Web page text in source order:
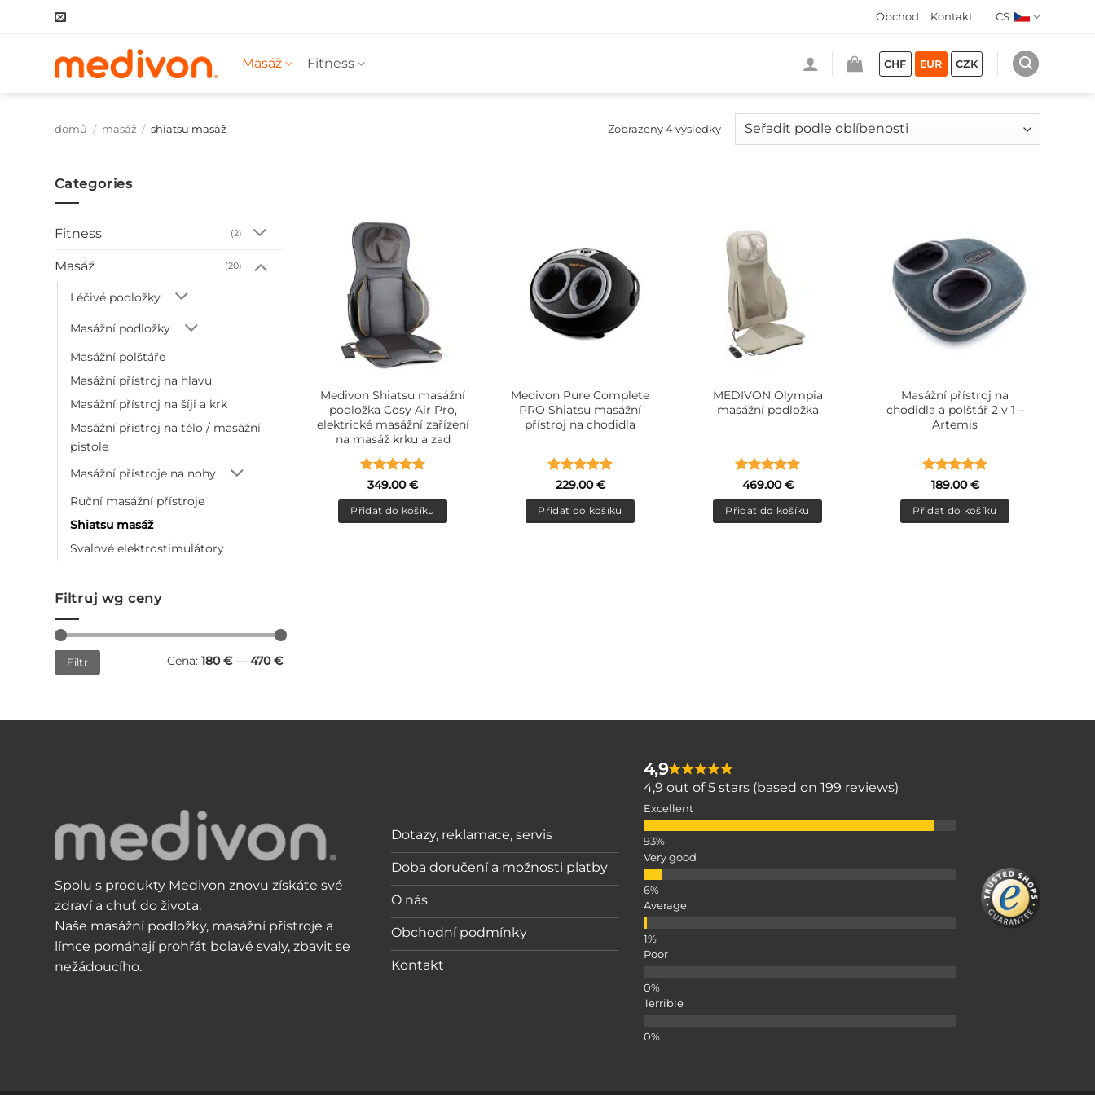
Přeskočit
Obchod Kontakt CS
Masáž Fitness CHF EUR CZK
domů / masáž / shiatsu masáž Zobrazeny 4 výsledkySeřazeno
podle
Categories
Fitness (2)
Masáž (20)
Léčivé podložky
Masážní podložky
Masážní polštáře
Masážní přístroj na hlavu
Masážní přístroj na šíji a krk
Masážní přístroj na tělo / masážní
pistole
Masážní přístroje na nohy
Ruční masážní přístroje
Shiatsu masáž
Svalové elektrostimulátory
Filtruj wg ceny
Minimální
cena
Maximální
cena
Filtr Cena: 180 €— 470 €
Medivon Shiatsu masážní
podložka Cosy Air Pro,
elektrické masážní zařízení
na masáž krku a zad
Hodnocení
349.00€
Přidat do košíku
Medivon Pure Complete
PRO Shiatsu masážní
přístroj na chodidla
Hodnocení
229.00€
Přidat do košíku
MEDIVON Olympia
masážní podložka
Hodnocení
469.00€
Přidat do košíku
Masážní přístroj na
chodidla a polštář 2 v 1 –
Artemis
Hodnocení
189.00€
Přidat do košíku
Spolu s produkty Medivon znovu získáte své
zdraví a chuť do života.
Naše masážní podložky, masážní přístroje a
límce pomáhají prohřát bolavé svaly, zbavit se
nežádoucího.
Dotazy, reklamace, servis
Doba doručení a možnosti platby
O nás
Obchodní podmínky
Kontakt
4,9
4,9 out of 5 stars (based on 199 reviews)
Excellent
Very good
Average
Poor
Terrible